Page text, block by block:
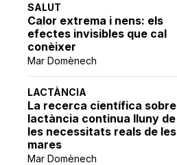
SALUT
Calor extrema i nens: els
efectes invisibles que cal
conèixer
Mar Domènech
LACTÀNCIA
La recerca científica sobre
lactància continua lluny de
les necessitats reals de les
mares
Mar Domènech